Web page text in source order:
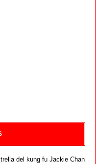
del kung fu Jackie Chan